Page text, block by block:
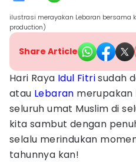
ilustrasi merayakan Lebaran bersama
production)
Share Article
Hari Raya Idul Fitrisudah
atau Lebaran merupakan
seluruh umat Muslim di
kita sambut dengan
selalu merindukan
tahunnya kan!